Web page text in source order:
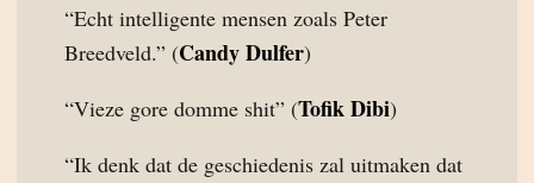
“Echt intelligente mensen zoals Peter
Breedveld.” (Candy Dulfer)
“Vieze gore domme shit” (Tofik Dibi)
“Ik denk dat de geschiedenis zal uitmaken dat